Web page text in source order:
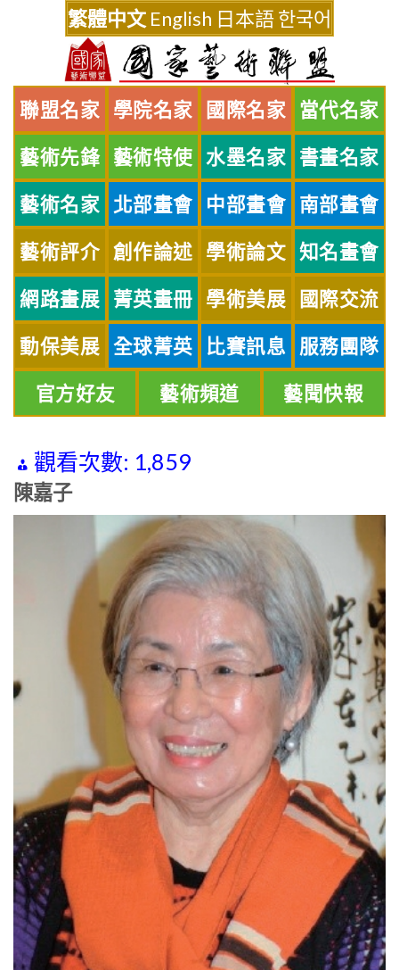
繁體中文 English 日本語한국어
聯盟名家 學院名家 國際名家 當代名家
藝術先鋒 藝術特使 水墨名家 書畫名家
藝術名家 北部畫會 中部畫會 南部畫會
藝術評介 創作論述 學術論文 知名畫會
網路畫展 菁英畫冊 學術美展 國際交流
動保美展 全球菁英 比賽訊息 服務團隊
官方好友 藝術頻道 藝聞快報
觀看次數: 1,859
陳嘉子